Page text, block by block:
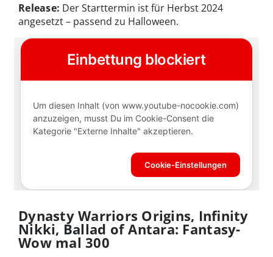
Release: Der Starttermin ist für Herbst 2024
angesetzt – passend zu Halloween.
Dynasty Warriors Origins, Infinity
Nikki, Ballad of Antara: Fantasy-
Wow mal 300